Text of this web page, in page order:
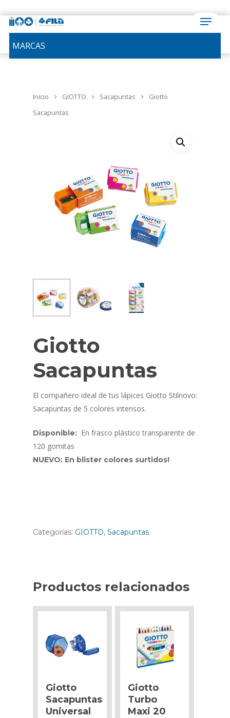
MARCAS
Inicio GIOTTO Sacapuntas
Giotto
Sacapuntas
Giotto
Sacapuntas
El compañero ideal de tus lápices Giotto Stilnovo:
Sacapuntas de 5 colores intensos.
Disponible: En frasco plástico transparente de
120 gomitas
NUEVO: En blister colores surtidos!
Categorías: GIOTTO, Sacapuntas
Productos relacionados
Giotto
Sacapuntas
Universal
Giotto
Turbo
Maxi 20